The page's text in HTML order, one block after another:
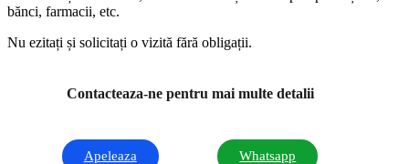
bănci, farmacii, etc.
Nu ezitați și solicitați o vizită fără obligații.
Contacteaza-ne pentru mai multe detalii
Apeleaza Whatsapp